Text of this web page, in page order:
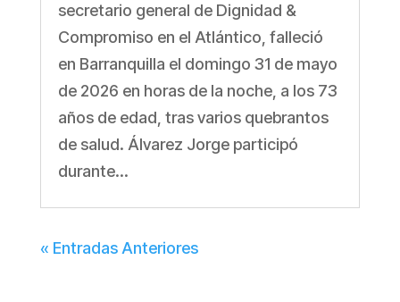
secretario general de Dignidad &
Compromiso en el Atlántico, falleció
en Barranquilla el domingo 31 de mayo
de 2026 en horas de la noche, a los 73
años de edad, tras varios quebrantos
de salud. Álvarez Jorge participó
durante...
« Entradas Anteriores